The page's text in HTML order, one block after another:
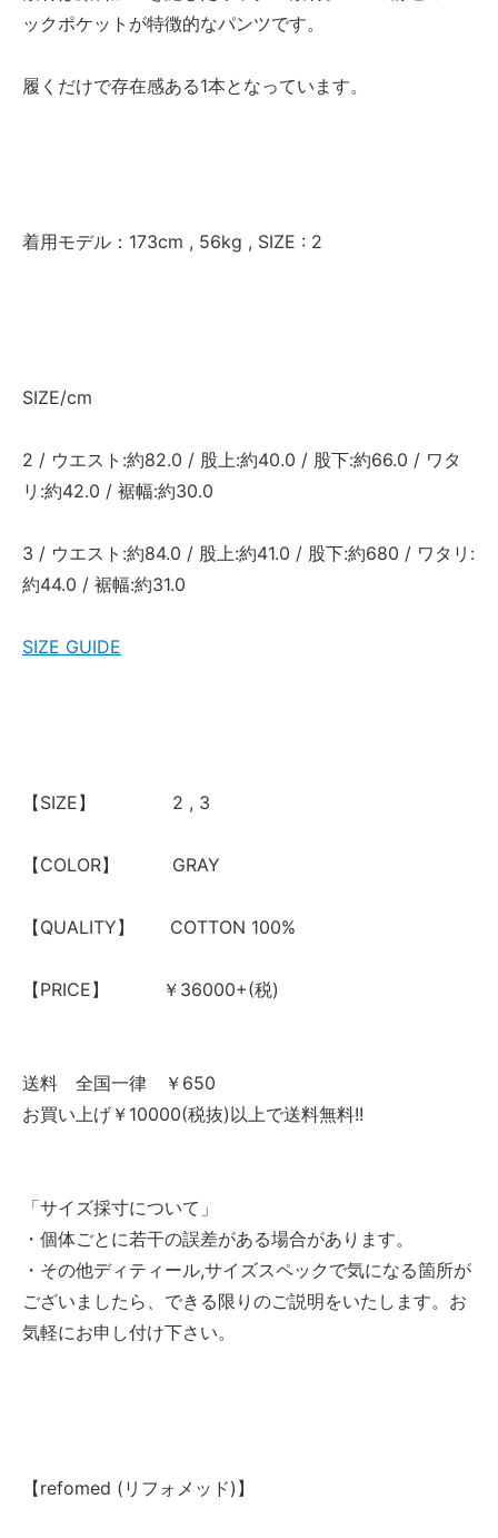
ックポケットが特徴的なパンツです。
履くだけで存在感ある1本となっています。
着用モデル：173cm , 56kg , SIZE : 2
SIZE/cm
2 / ウエスト:約82.0 / 股上:約40.0 / 股下:約66.0 / ワタ
リ:約42.0 / 裾幅:約30.0
3 / ウエスト:約84.0 / 股上:約41.0 / 股下:約680 / ワタリ:
約44.0 / 裾幅:約31.0
SIZE GUIDE
【SIZE】 2 , 3
【COLOR】 GRAY
【QUALITY】 COTTON 100%
【PRICE】 ￥36000+(税)
送料 全国一律 ￥650
お買い上げ￥10000(税抜)以上で送料無料!!
「サイズ採寸について」
・個体ごとに若干の誤差がある場合があります。
・その他ディティール,サイズスペックで気になる箇所が
ございましたら、できる限りのご説明をいたします。お
気軽にお申し付け下さい。
【refomed (リフォメッド)】